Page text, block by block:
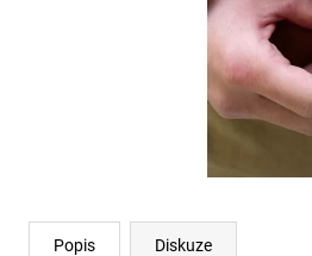
Popis Diskuze